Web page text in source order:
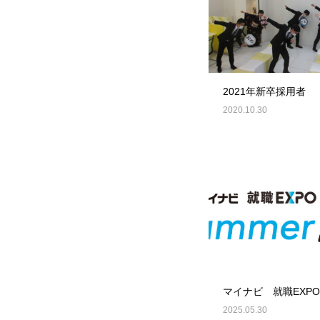
2021年新卒採用者
2020.10.30
マイナビ 就職EXPO
2025.05.30